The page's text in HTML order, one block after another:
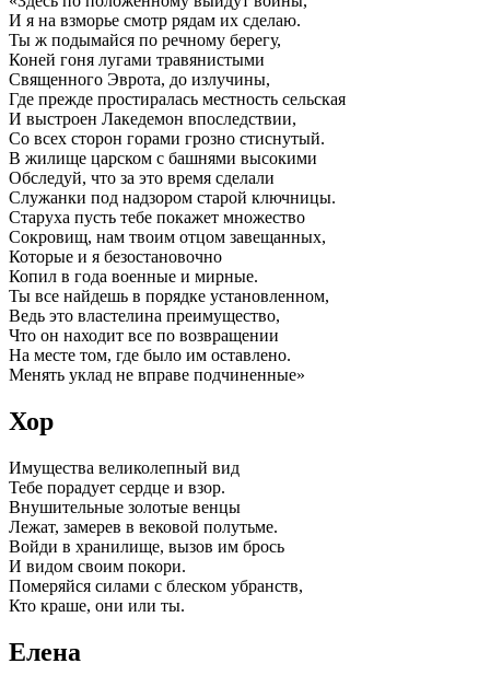
И я на взморье смотр рядам их сделаю.
Ты ж подымайся по речному берегу,
Коней гоня лугами травянистыми
Священного Эврота, до излучины,
Где прежде простиралась местность сельская
И выстроен Лакедемон впоследствии,
Со всех сторон горами грозно стиснутый.
В жилище царском с башнями высокими
Обследуй, что за это время сделали
Служанки под надзором старой ключницы.
Старуха пусть тебе покажет множество
Сокровищ, нам твоим отцом завещанных,
Которые и я безостановочно
Копил в года военные и мирные.
Ты все найдешь в порядке установленном,
Ведь это властелина преимущество,
Что он находит все по возвращении
На месте том, где было им оставлено.
Менять уклад не вправе подчиненные»
Хор
Имущества великолепный вид
Тебе порадует сердце и взор.
Внушительные золотые венцы
Лежат, замерев в вековой полутьме.
Войди в хранилище, вызов им брось
И видом своим покори.
Померяйся силами с блеском убранств,
Кто краше, они или ты.
Елена